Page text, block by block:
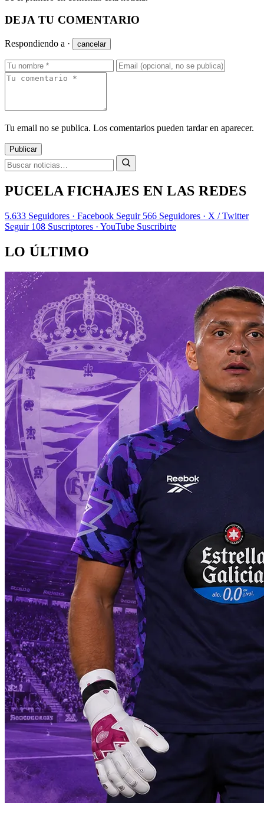
DEJA TU COMENTARIO
Respondiendo a · cancelar
Tu email no se publica. Los comentarios pueden tardar en aparecer.
Publicar
PUCELA FICHAJES EN LAS REDES
5.633 Seguidores · Facebook Seguir 566 Seguidores · X / Twitter
Seguir 108 Suscriptores · YouTube Suscribirte
LO ÚLTIMO